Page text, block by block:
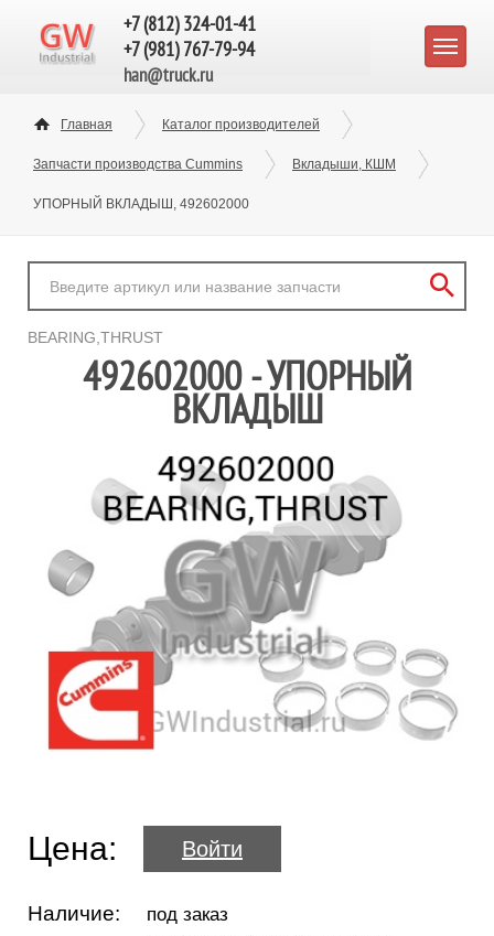
+7 (812) 324-01-41
+7 (981) 767-79-94
han@truck.ru
Главная Каталог производителей
Запчасти производства Cummins Вкладыши, КШМ
УПОРНЫЙ ВКЛАДЫШ, 492602000
BEARING,THRUST
492602000 - УПОРНЫЙ
ВКЛАДЫШ
Цена: Войти
Наличие: под заказ